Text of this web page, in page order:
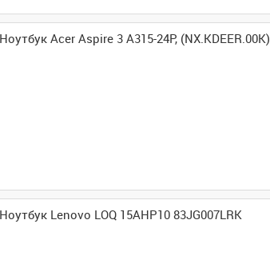
Ноутбук Acer Aspire 3 A315-24P, (NX.KDEER.00K)
Ноутбук Lenovo LOQ 15AHP10 83JG007LRK